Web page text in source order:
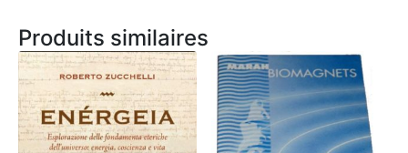
Produits similaires